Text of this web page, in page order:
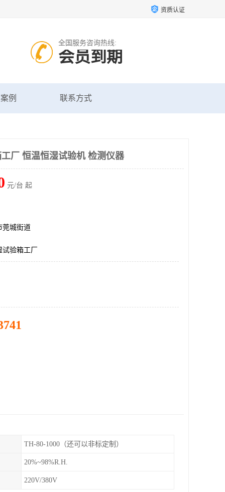
资质认证
全国服务咨询热线:
会员到期
例 联系方式
厂 恒温恒湿试验机 检测仪器
元/台 起
莞城街道
验箱工厂
TH-80-1000（还可以非标定制）
20%~98%R.H.
220V/380V